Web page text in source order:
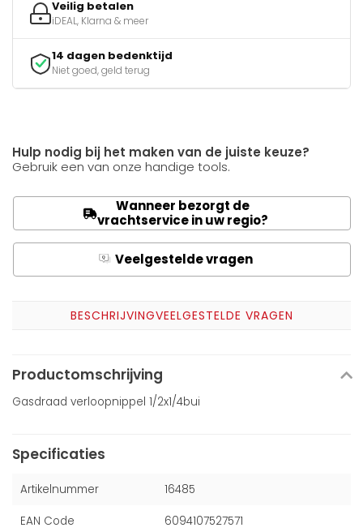
Veilig betalen
iDEAL, Klarna & meer
14 dagen bedenktijd
Niet goed, geld terug
Hulp nodig bij het maken van de juiste keuze?
Gebruik een van onze handige tools.
Wanneer bezorgt de
vrachtservice in uw regio?
Q Veelgestelde vragen
BESCHRIJVINGVEELGESTELDE VRAGEN
Productomschrijving
Gasdraad verloopnippel 1/2x1/4bui
Specificaties
Artikelnummer 16485
EAN Code 6094107527571